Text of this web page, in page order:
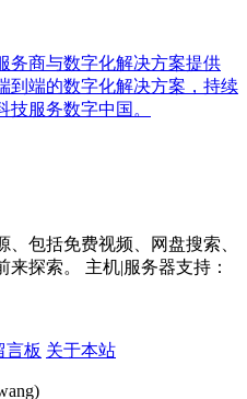
务商与数字化解决方案提供
到端的数字化解决方案，持续
服务数字中国。
包括免费视频、网盘搜索、
探索。 主机|服务器支持：
言板 关于本站